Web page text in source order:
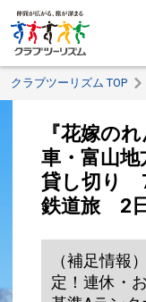
クラブツーリズム TOP
『花嫁の
車・富山
貸し切り
鉄道旅 2日
（補足情報
定！連休・